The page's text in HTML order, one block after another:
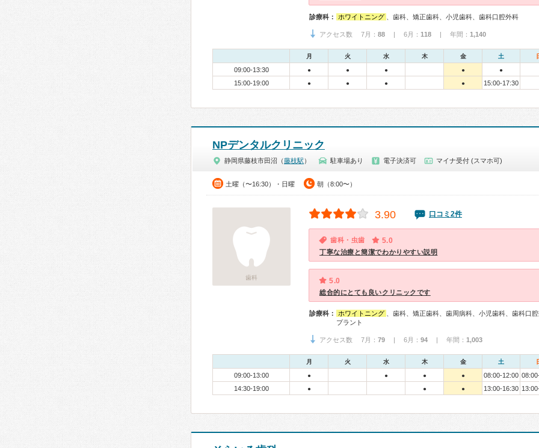
診療科： ホワイトニング 、歯科、矯正歯科、小児歯科、歯科口腔外科
アクセス数 7月： 88 | 6月： 118 | 年間： 1,140
月 火 水 木 金 土
09:00-13:30 ● ● ● ● ●
15:00-19:00 ● ● ● ● 15:00-17:30
NPデンタルクリニック
静岡県藤枝市田沼（藤枝駅 ） 駐車場あり 電子決済可 マイナ受付 (スマホ可)
土曜（〜16:30）・日曜 朝（8:00〜）
歯科
3.90 口コミ2件
歯科・虫歯 5.0
丁寧な治療と簡潔でわかりやすい説明
5.0
総合的にとても良いクリニックです
診療科： ホワイトニング
、歯科、矯正歯科、歯周病科、小児歯科、歯科口
プラント
アクセス数 7月： 79 | 6月： 94 | 年間： 1,003
月 火 水 木 金 土
09:00-13:00 ● ● ● ● 08:00-12:00
14:30-19:00
● ● ● 13:00-16:30